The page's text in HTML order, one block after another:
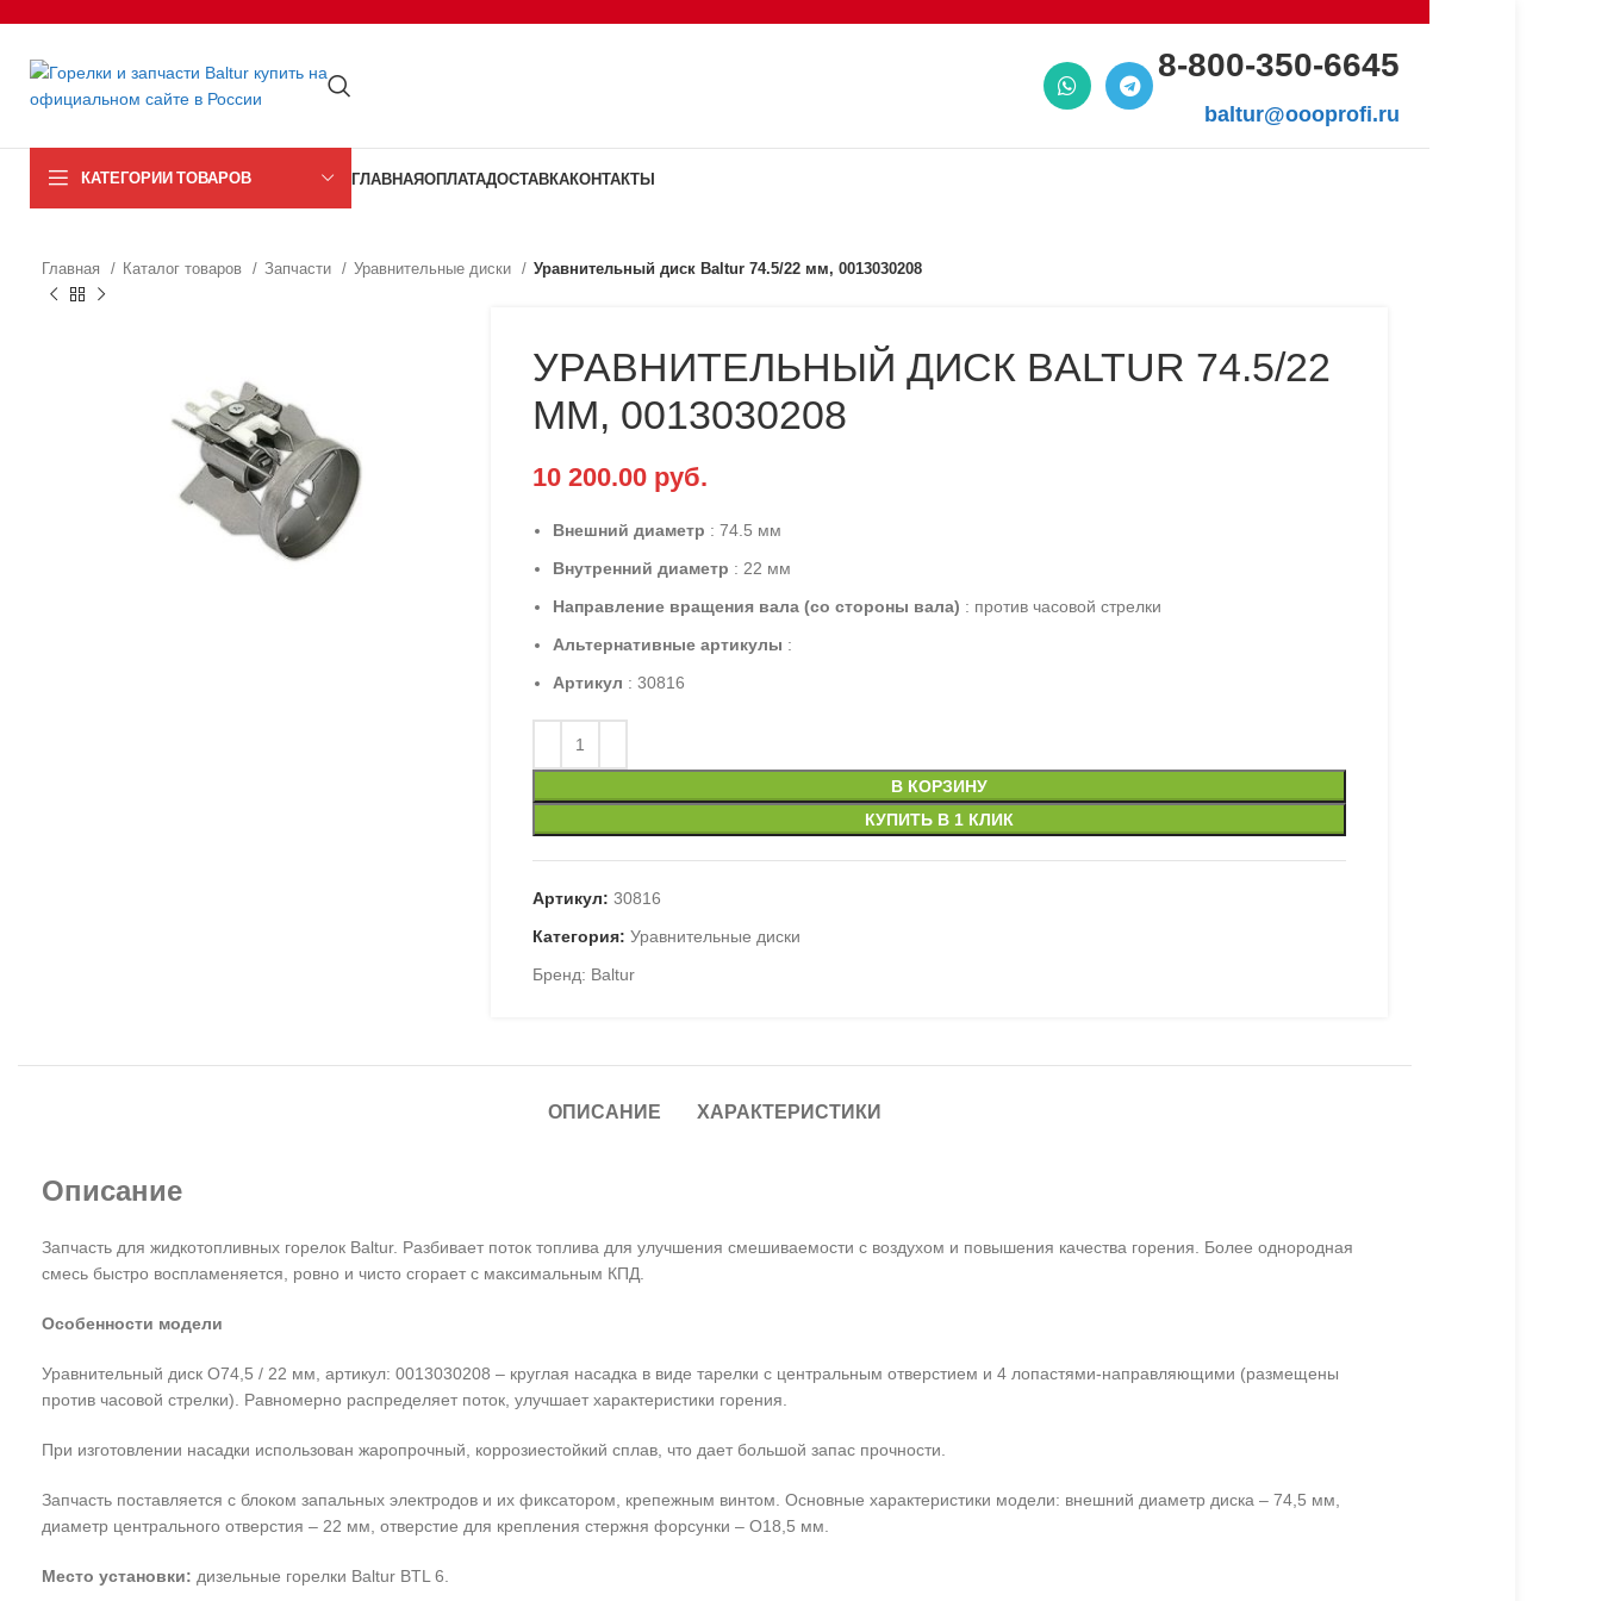
8-800-350-6645
baltur@oooprofi.ru
КАТЕГОРИИ ТОВАРОВ ГЛАВНАЯОПЛАТАДОСТАВКАКОНТАКТЫ
Главная Каталог товаров Запчасти Уравнительные диски Уравнительный диск Baltur 74.5/22 мм, 0013030208
УРАВНИТЕЛЬНЫЙ ДИСК BALTUR 74.5/22
ММ, 0013030208
10 200.00 руб.
Внешний диаметр : 74.5 мм
Внутренний диаметр : 22 мм
Направление вращения вала (со стороны вала) : против часовой стрелки
Альтернативные артикулы :
Артикул : 30816
В КОРЗИНУ
КУПИТЬ В 1 КЛИК
Артикул: 30816
Категория: Уравнительные диски
Бренд: Baltur
ОПИСАНИЕ ХАРАКТЕРИСТИКИ
Описание
Запчасть для жидкотопливных горелок Baltur. Разбивает поток топлива для улучшения смешиваемости с воздухом и повышения качества горения. Более однородная
смесь быстро воспламеняется, ровно и чисто сгорает с максимальным КПД.
Особенности модели
Уравнительный диск O74,5 / 22 мм, артикул: 0013030208 – круглая насадка в виде тарелки с центральным отверстием и 4 лопастями-направляющими (размещены
против часовой стрелки). Равномерно распределяет поток, улучшает характеристики горения.
При изготовлении насадки использован жаропрочный, коррозиестойкий сплав, что дает большой запас прочности.
Запчасть поставляется с блоком запальных электродов и их фиксатором, крепежным винтом. Основные характеристики модели: внешний диаметр диска – 74,5 мм,
диаметр центрального отверстия – 22 мм, отверстие для крепления стержня форсунки – O18,5 мм.
Место установки: дизельные горелки Baltur BTL 6.